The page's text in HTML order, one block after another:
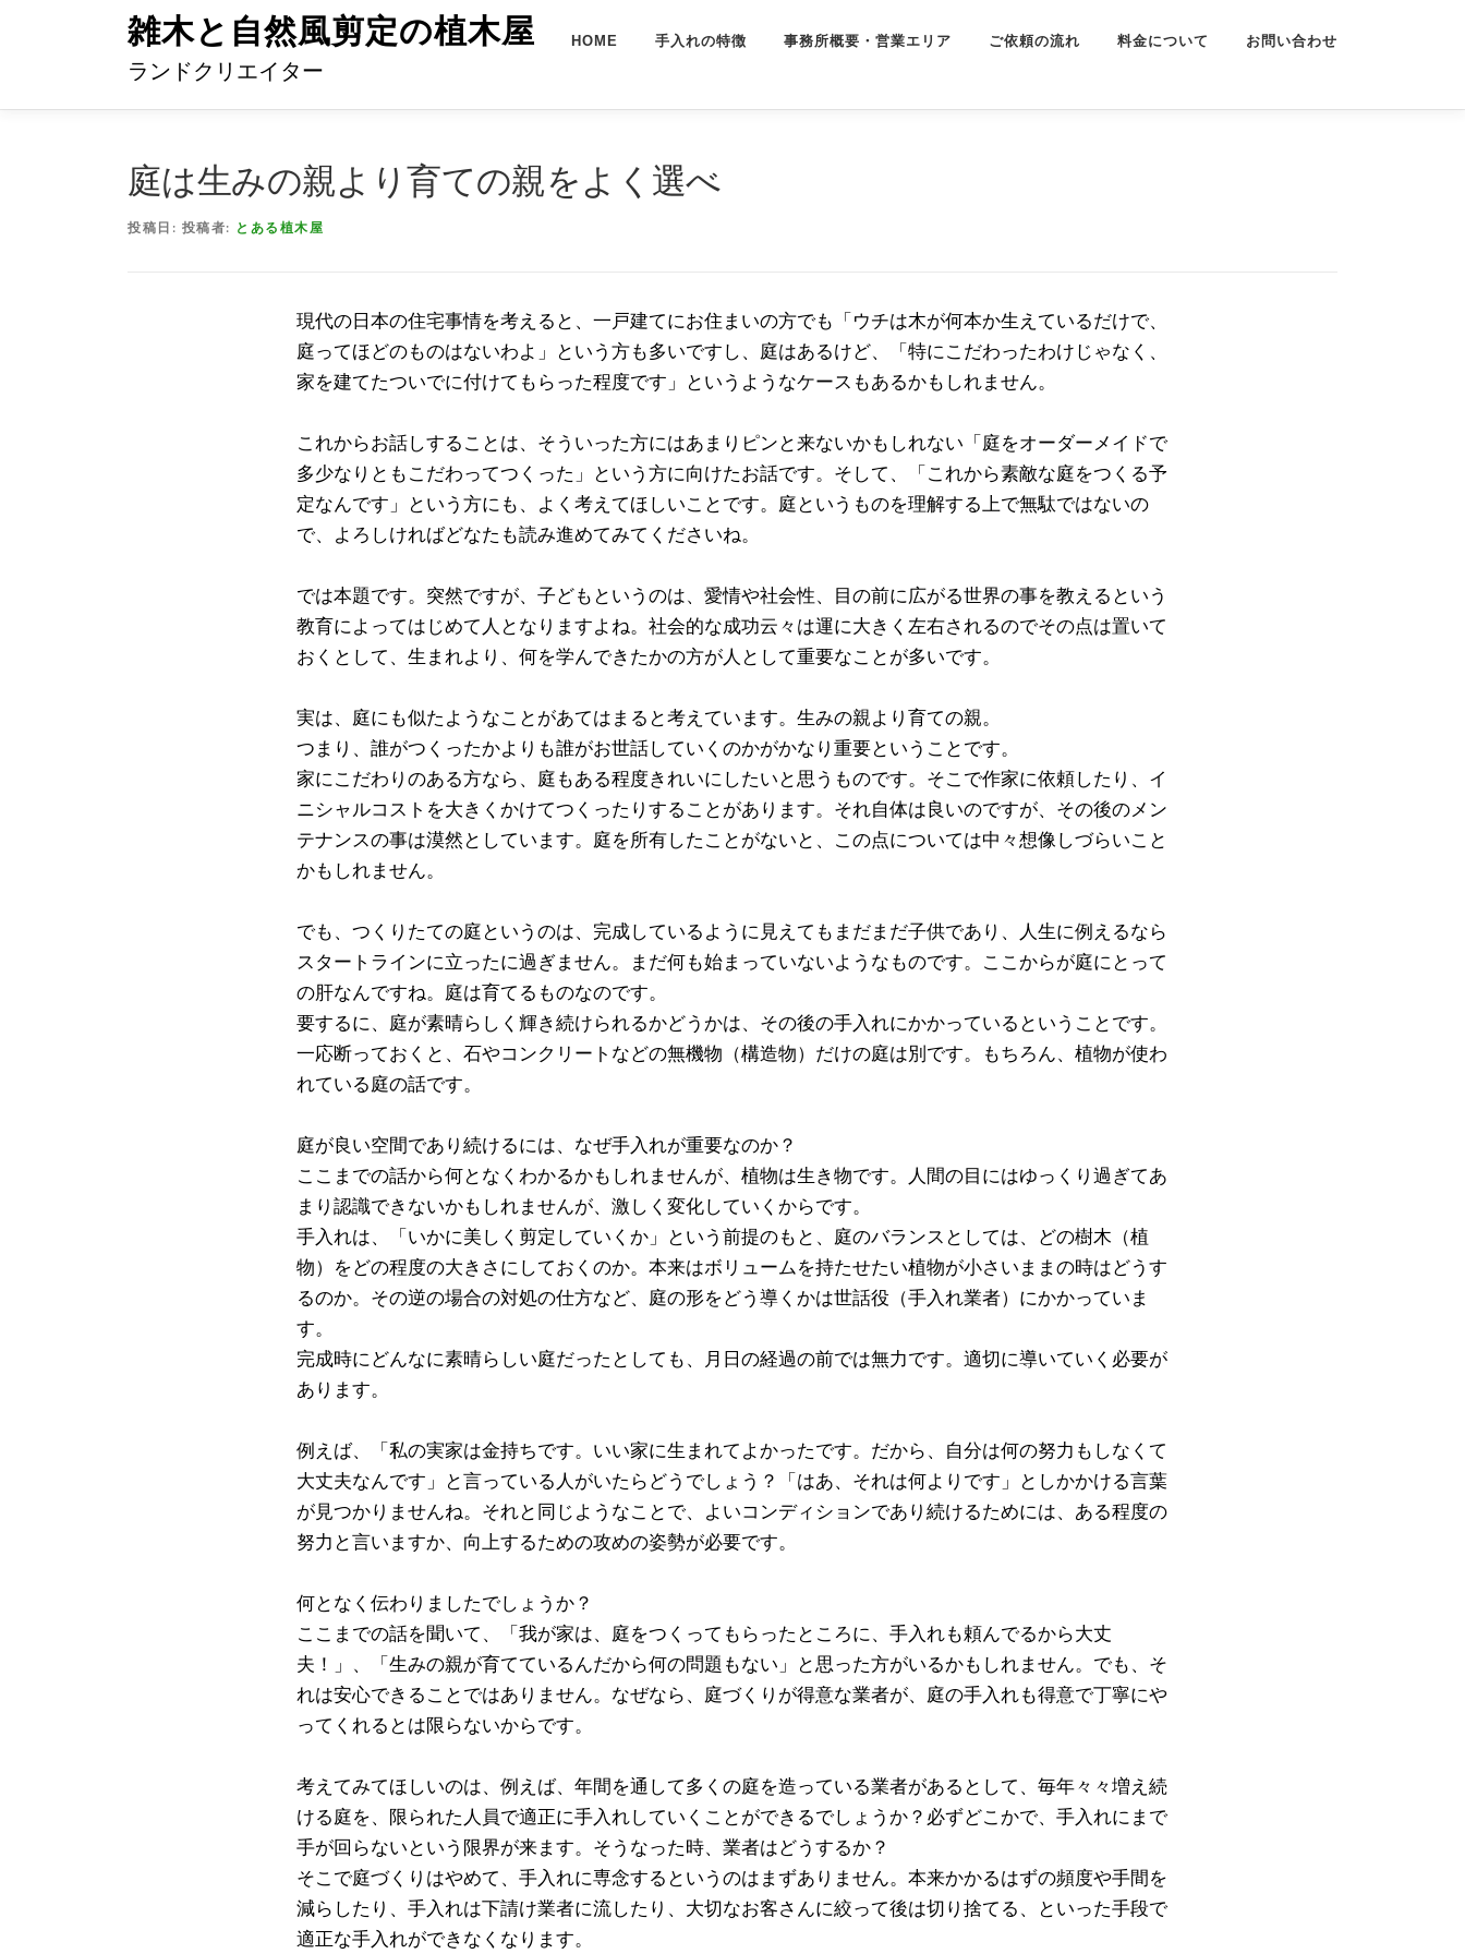
ン
雑木と自然風剪定の植木屋
ランドクリエイター
HOME 手入れの特徴 事務所概要・営業エリア ご依頼の流れ 料金について お問い合わせ
庭は生みの親より育ての親をよく選べ
投稿日: 投稿者: とある植木屋
現代の日本の住宅事情を考えると、一戸建てにお住まいの方でも「ウチは木が何本か生えているだけで、
庭ってほどのものはないわよ」という方も多いですし、庭はあるけど、「特にこだわったわけじゃなく、
家を建てたついでに付けてもらった程度です」というようなケースもあるかもしれません。
これからお話しすることは、そういった方にはあまりピンと来ないかもしれない「庭をオーダーメイドで
多少なりともこだわってつくった」という方に向けたお話です。そして、「これから素敵な庭をつくる予
定なんです」という方にも、よく考えてほしいことです。庭というものを理解する上で無駄ではないの
で、よろしければどなたも読み進めてみてくださいね。
では本題です。突然ですが、子どもというのは、愛情や社会性、目の前に広がる世界の事を教えるという
教育によってはじめて人となりますよね。社会的な成功云々は運に大きく左右されるのでその点は置いて
おくとして、生まれより、何を学んできたかの方が人として重要なことが多いです。
実は、庭にも似たようなことがあてはまると考えています。生みの親より育ての親。
つまり、誰がつくったかよりも誰がお世話していくのかがかなり重要ということです。
家にこだわりのある方なら、庭もある程度きれいにしたいと思うものです。そこで作家に依頼したり、イ
ニシャルコストを大きくかけてつくったりすることがあります。それ自体は良いのですが、その後のメン
テナンスの事は漠然としています。庭を所有したことがないと、この点については中々想像しづらいこと
かもしれません。
でも、つくりたての庭というのは、完成しているように見えてもまだまだ子供であり、人生に例えるなら
スタートラインに立ったに過ぎません。まだ何も始まっていないようなものです。ここからが庭にとって
の肝なんですね。庭は育てるものなのです。
要するに、庭が素晴らしく輝き続けられるかどうかは、その後の手入れにかかっているということです。
一応断っておくと、石やコンクリートなどの無機物（構造物）だけの庭は別です。もちろん、植物が使わ
れている庭の話です。
庭が良い空間であり続けるには、なぜ手入れが重要なのか？
ここまでの話から何となくわかるかもしれませんが、植物は生き物です。人間の目にはゆっくり過ぎてあ
まり認識できないかもしれませんが、激しく変化していくからです。
手入れは、「いかに美しく剪定していくか」という前提のもと、庭のバランスとしては、どの樹木（植
物）をどの程度の大きさにしておくのか。本来はボリュームを持たせたい植物が小さいままの時はどうす
るのか。その逆の場合の対処の仕方など、庭の形をどう導くかは世話役（手入れ業者）にかかっていま
す。
完成時にどんなに素晴らしい庭だったとしても、月日の経過の前では無力です。適切に導いていく必要が
あります。
例えば、「私の実家は金持ちです。いい家に生まれてよかったです。だから、自分は何の努力もしなくて
大丈夫なんです」と言っている人がいたらどうでしょう？「はあ、それは何よりです」としかかける言葉
が見つかりませんね。それと同じようなことで、よいコンディションであり続けるためには、ある程度の
努力と言いますか、向上するための攻めの姿勢が必要です。
何となく伝わりましたでしょうか？
ここまでの話を聞いて、「我が家は、庭をつくってもらったところに、手入れも頼んでるから大丈
夫！」、「生みの親が育てているんだから何の問題もない」と思った方がいるかもしれません。でも、そ
れは安心できることではありません。なぜなら、庭づくりが得意な業者が、庭の手入れも得意で丁寧にや
ってくれるとは限らないからです。
考えてみてほしいのは、例えば、年間を通して多くの庭を造っている業者があるとして、毎年々々増え続
ける庭を、限られた人員で適正に手入れしていくことができるでしょうか？必ずどこかで、手入れにまで
手が回らないという限界が来ます。そうなった時、業者はどうするか？
そこで庭づくりはやめて、手入れに専念するというのはまずありません。本来かかるはずの頻度や手間を
減らしたり、手入れは下請け業者に流したり、大切なお客さんに絞って後は切り捨てる、といった手段で
適正な手入れができなくなります。